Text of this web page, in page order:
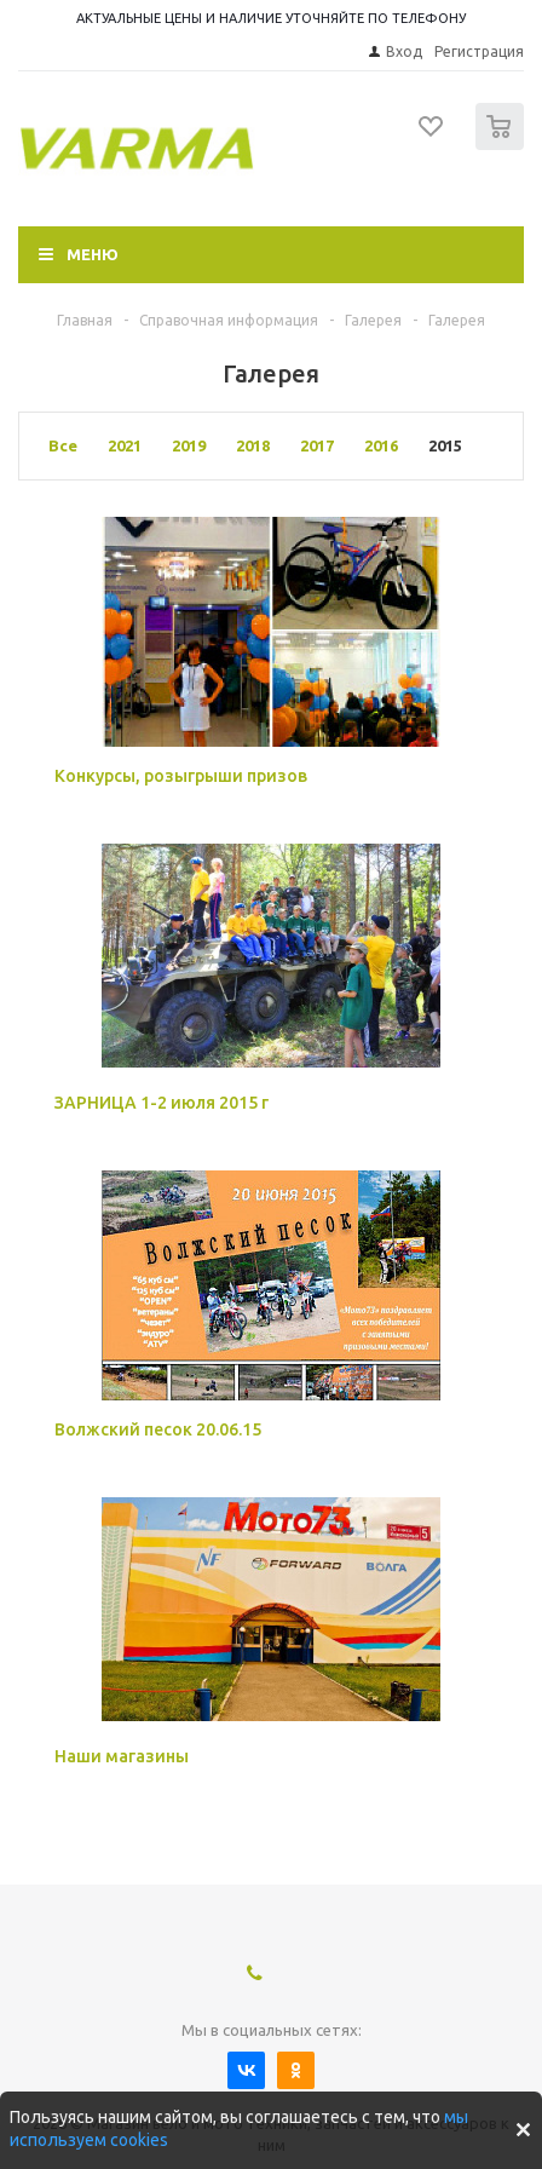
АКТУАЛЬНЫЕ ЦЕНЫ И НАЛИЧИЕ УТОЧНЯЙТЕ ПО ТЕЛЕФОНУ
Вход Регистрация
МЕНЮ
Главная - Справочная информация - Галерея - Галерея
Галерея
Все 2021 2019 2018 2017 2016 2015
Конкурсы, розыгрыши призов
ЗАРНИЦА 1-2 июля 2015 г
Волжский песок 20.06.15
Наши магазины
Мы в социальных сетях:
2026 © Магазин вело и мото техники, запчастей и аксессуаров к
Пользуясь нашим сайтом, вы соглашаетесь с тем, что мы
используем cookies